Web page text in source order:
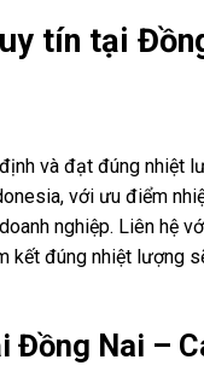
tín tại
và đạt đúng nhiệt
với ưu điểm
nghiệp. Liên hệ
đúng nhiệt lượng
Đồng Nai –